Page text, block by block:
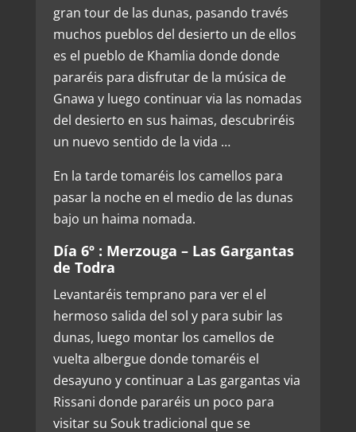
gran tour de las dunas, pasando través
muchos pueblos del desierto un de ellos
es el pueblo de Khamlia donde donde
pararéis para disfrutar de la música de
Gnawa y luego continuar via las nomadas
del desierto en sus haimas, descubriréis
un nuevo sentido de la vida …
En la tarde tomaréis los camellos para
pasar la noche en el medio de las dunas
bajo un haima nomada.
Día 6º : Merzouga – Las Gargantas
de Todra
Levantaréis temprano para ver el el
hermoso salida del sol y para subir las
dunas, luego montar los camellos de
vuelta albergue donde tomaréis el
desayuno y continuar a Las gargantas via
Rissani donde pararéis un poco para
visitar su Souk tradicional que se